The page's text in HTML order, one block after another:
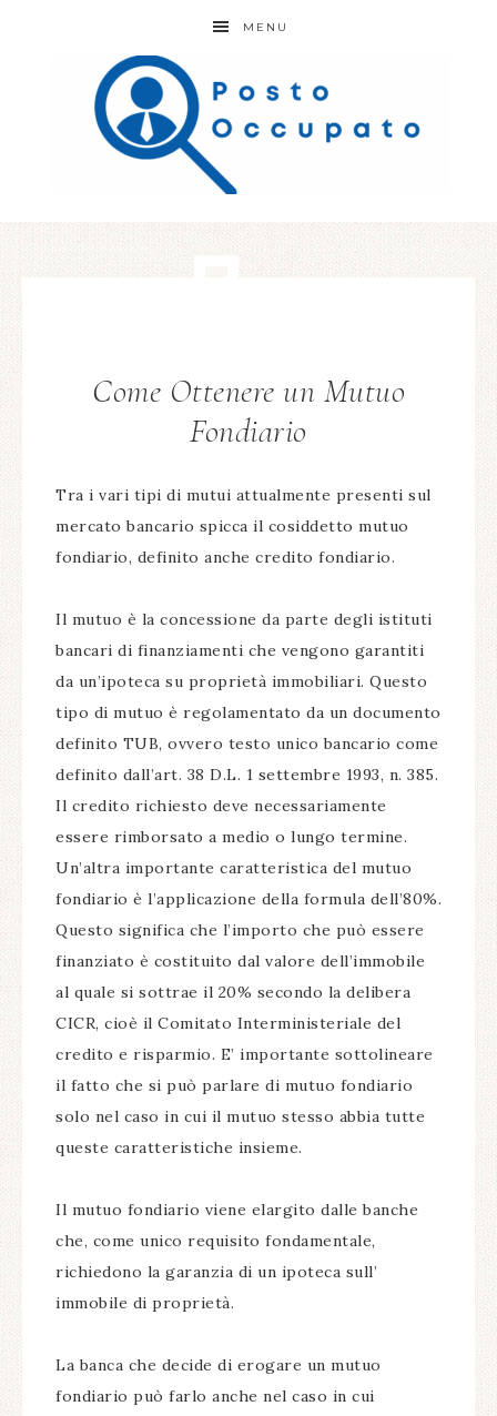
MENU
Come Ottenere un Mutuo
Fondiario
Tra i vari tipi di mutui attualmente presenti sul
mercato bancario spicca il cosiddetto mutuo
fondiario, definito anche credito fondiario.
Il mutuo è la concessione da parte degli istituti
bancari di finanziamenti che vengono garantiti
da un’ipoteca su proprietà immobiliari. Questo
tipo di mutuo è regolamentato da un documento
definito TUB, ovvero testo unico bancario come
definito dall’art. 38 D.L. 1 settembre 1993, n. 385.
Il credito richiesto deve necessariamente
essere rimborsato a medio o lungo termine.
Un’altra importante caratteristica del mutuo
fondiario è l’applicazione della formula dell’80%.
Questo significa che l’importo che può essere
finanziato è costituito dal valore dell’immobile
al quale si sottrae il 20% secondo la delibera
CICR, cioè il Comitato Interministeriale del
credito e risparmio. E’ importante sottolineare
il fatto che si può parlare di mutuo fondiario
solo nel caso in cui il mutuo stesso abbia tutte
queste caratteristiche insieme.
Il mutuo fondiario viene elargito dalle banche
che, come unico requisito fondamentale,
richiedono la garanzia di un ipoteca sull’
immobile di proprietà.
La banca che decide di erogare un mutuo
fondiario può farlo anche nel caso in cui